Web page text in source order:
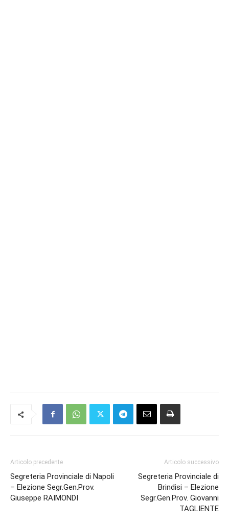
Articolo precedente
Segreteria Provinciale di Napoli
– Elezione Segr.Gen.Prov.
Giuseppe RAIMONDI
Articolo successivo
Segreteria Provinciale di
Brindisi – Elezione
Segr.Gen.Prov. Giovanni
TAGLIENTE